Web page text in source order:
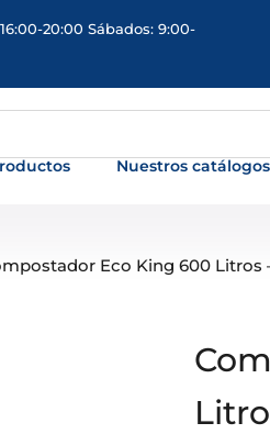
20:00 Sábados: 9:00-
Nuestros catálogos
Eco King 600